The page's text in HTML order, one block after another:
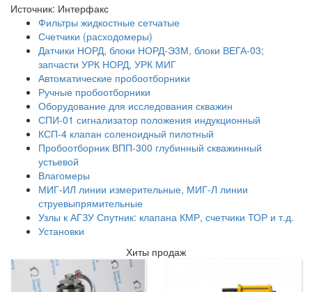
Источник: Интерфакс
Фильтры жидкостные сетчатые
Счетчики (расходомеры)
Датчики НОРД, блоки НОРД-Э3М, блоки ВЕГА-03;
запчасти УРК НОРД, УРК МИГ
Автоматические пробоотборники
Ручные пробоотборники
Оборудование для исследования скважин
СПИ-01 сигнализатор положения индукционный
КСП-4 клапан соленоидный пилотный
Пробоотборник ВПП-300 глубинный скважинный
устьевой
Влагомеры
МИГ-ИЛ линии измерительные, МИГ-Л линии
струевыпрямительные
Узлы к АГЗУ Спутник: клапана КМР, счетчики ТОР и т.д.
Установки
Хиты продаж